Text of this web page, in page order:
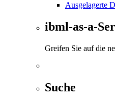
Ausgelagerte
ibml-as-a-
Greifen Sie auf die
Suche